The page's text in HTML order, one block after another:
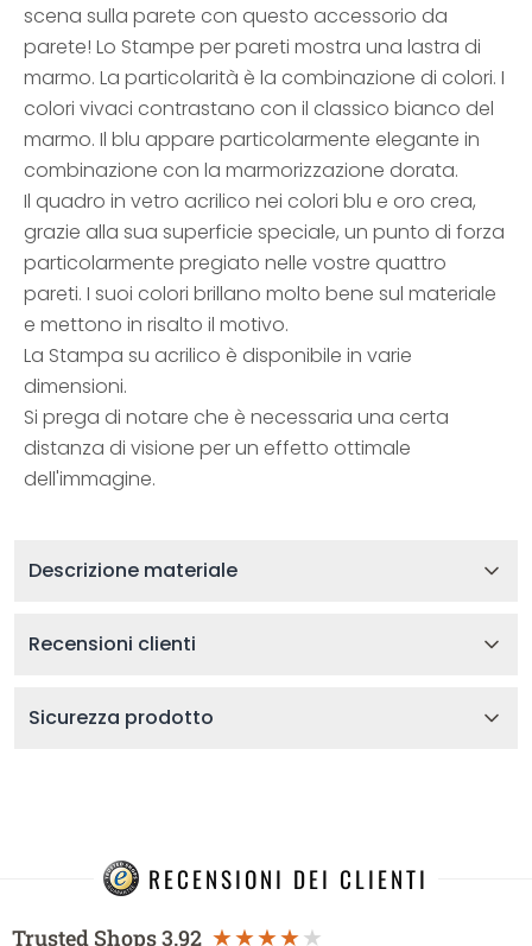
scena sulla parete con questo accessorio da
parete! Lo Stampe per pareti mostra una lastra di
marmo. La particolarità è la combinazione di colori. I
colori vivaci contrastano con il classico bianco del
marmo. Il blu appare particolarmente elegante in
combinazione con la marmorizzazione dorata.
Il quadro in vetro acrilico nei colori blu e oro crea,
grazie alla sua superficie speciale, un punto di forza
particolarmente pregiato nelle vostre quattro
pareti. I suoi colori brillano molto bene sul materiale
e mettono in risalto il motivo.
La Stampa su acrilico è disponibile in varie
dimensioni.
Si prega di notare che è necessaria una certa
distanza di visione per un effetto ottimale
dell'immagine.
Descrizione materiale
Recensioni clienti
Sicurezza prodotto
RECENSIONI DEI CLIENTI
Trusted Shops3.92